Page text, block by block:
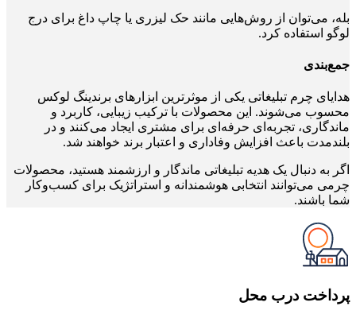
بله، می‌توان از روش‌هایی مانند حک لیزری یا چاپ داغ برای درج
لوگو استفاده کرد.
جمع‌بندی
هدایای چرم تبلیغاتی یکی از موثرترین ابزارهای برندینگ لوکس
محسوب می‌شوند. این محصولات با ترکیب زیبایی، کاربرد و
ماندگاری، تجربه‌ای حرفه‌ای برای مشتری ایجاد می‌کنند و در
بلندمدت باعث افزایش وفاداری و اعتبار برند خواهند شد.
اگر به دنبال یک هدیه تبلیغاتی ماندگار و ارزشمند هستید، محصولات
چرمی می‌توانند انتخابی هوشمندانه و استراتژیک برای کسب‌وکار
شما باشند.
پرداخت درب محل